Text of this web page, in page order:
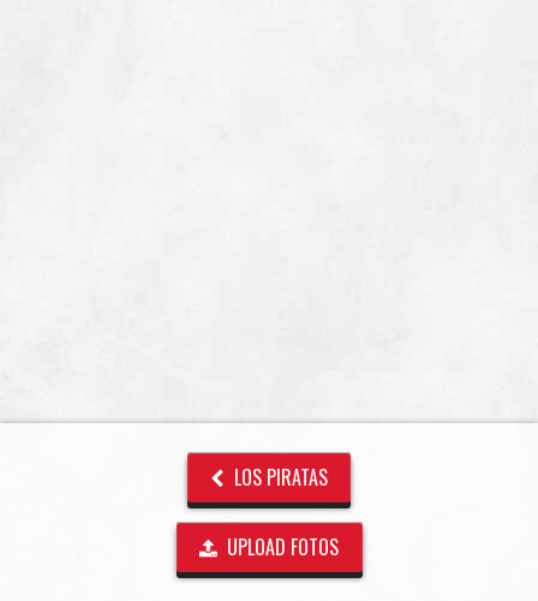
LOS PIRATAS
UPLOAD FOTOS